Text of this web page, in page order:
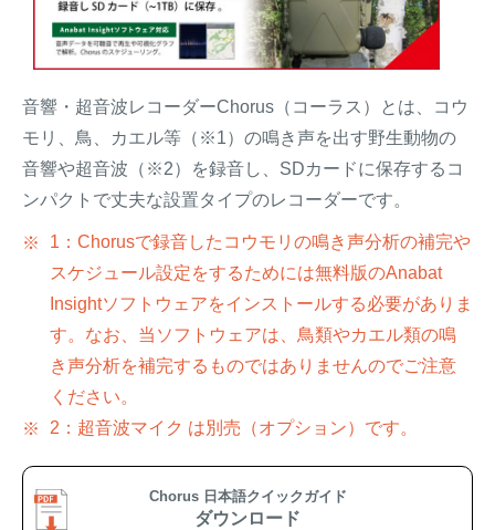
音響・超音波レコーダーChorus（コーラス）とは、コウ
モリ、鳥、カエル等（※1）の鳴き声を出す野生動物の
音響や超音波（※2）を録音し、SDカードに保存するコ
ンパクトで丈夫な設置タイプのレコーダーです。
1：Chorusで録音したコウモリの鳴き声分析の補完や
スケジュール設定をするためには無料版のAnabat
Insightソフトウェアをインストールする必要がありま
す。なお、当ソフトウェアは、鳥類やカエル類の鳴
き声分析を補完するものではありませんのでご注意
ください。
2：超音波マイク は別売（オプション）です。
Chorus 日本語クイックガイド
ダウンロード